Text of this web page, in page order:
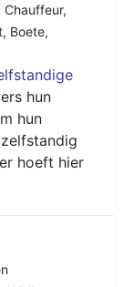
Chauffeur,
, Boete,
hun
hun
hoeft hier